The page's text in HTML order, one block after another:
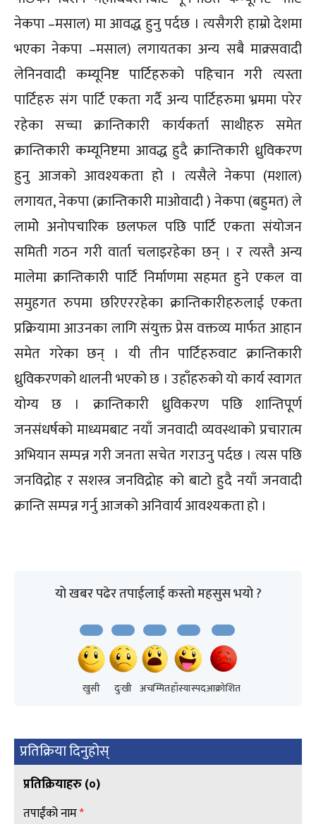
नेकपा –मसाल) मा आवद्ध हुनु पर्दछ । त्यसैगरी हाम्रो देशमा
भएका नेकपा –मसाल) लगायतका अन्य सबै माक्र्सवादी
लेनिनवादी कम्यूनिष्ट पार्टिहरुको पहिचान गरी त्यस्ता
पार्टिहरु संग पार्टि एकता गर्दै अन्य पार्टिहरुमा भ्रममा परेर
रहेका सच्चा क्रान्तिकारी कार्यकर्ता साथीहरु समेत
क्रान्तिकारी कम्यूनिष्टमा आवद्ध हुदै क्रान्तिकारी ध्रुविकरण
हुनु आजको आवश्यकता हो । त्यसैले नेकपा (मशाल)
लगायत, नेकपा (क्रान्तिकारी माओवादी ) नेकपा (बहुमत) ले
लामोे अनोपचारिक छलफल पछि पार्टि एकता संयोजन
समिती गठन गरी वार्ता चलाइरहेका छन् । र त्यस्तै अन्य
मालेमा क्रान्तिकारी पार्टि निर्माणमा सहमत हुने एकल वा
समुहगत रुपमा छरिएररहेका क्रान्तिकारीहरुलाई एकता
प्रक्रियामा आउनका लागि संयुक्त प्रेस वक्तव्य मार्फत आहान
समेत गरेका छन् । यी तीन पार्टिहरुवाट क्रान्तिकारी
ध्रुविकरणको थालनी भएको छ । उहाँहरुको यो कार्य स्वागत
योग्य छ । क्रान्तिकारी ध्रुविकरण पछि शान्तिपूर्ण
जनसंधर्षको माध्यमबाट नयाँ जनवादी व्यवस्थाको प्रचारात्म
अभियान सम्पन्न गरी जनता सचेत गराउनु पर्दछ । त्यस पछि
जनविद्रोह र सशस्त्र जनविद्रोह को बाटो हुदै नयाँ जनवादी
क्रान्ति सम्पन्न गर्नु आजको अनिवार्य आवश्यकता हो ।
यो खबर पढेर तपाईलाई कस्तो महसुस भयो ?
खुसी दुःखी अचम्मितहाँस्यास्पदआक्रोशित
प्रतिक्रिया दिनुहोस्
प्रतिक्रियाहरु (०)
तपाईंको नाम*